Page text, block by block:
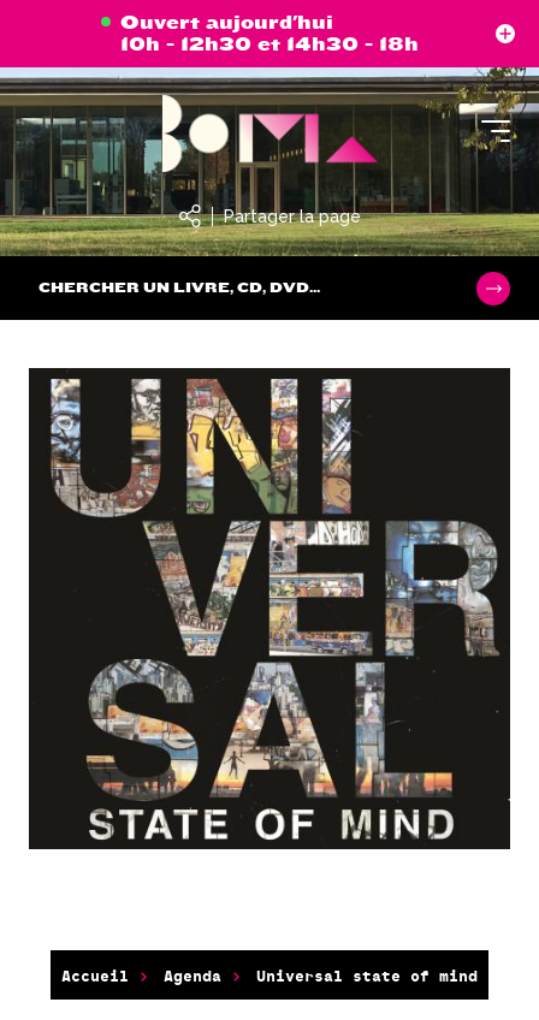
principal
Ouvert aujourd'hui
10h - 12h30 et 14h30 - 18h
CHERCHER UN LIVRE, CD, DVD...
Partager la page
Accueil Agenda Universal state of mind